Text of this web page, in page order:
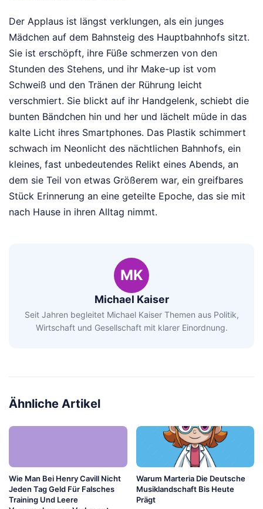
Der Applaus ist längst verklungen, als ein junges
Mädchen auf dem Bahnsteig des Hauptbahnhofs sitzt.
Sie ist erschöpft, ihre Füße schmerzen von den
Stunden des Stehens, und ihr Make-up ist vom
Schweiß und den Tränen der Rührung leicht
verschmiert. Sie blickt auf ihr Handgelenk, schiebt die
bunten Bändchen hin und her und lächelt müde in das
kalte Licht ihres Smartphones. Das Plastik schimmert
schwach im Neonlicht des nächtlichen Bahnhofs, ein
kleines, fast unbedeutendes Relikt eines Abends, an
dem sie Teil von etwas Größerem war, ein greifbares
Stück Erinnerung an eine geteilte Epoche, das sie mit
nach Hause in ihren Alltag nimmt.
MK
Michael Kaiser
Seit Jahren begleitet Michael Kaiser Themen aus Politik,
Wirtschaft und Gesellschaft mit klarer Einordnung.
Ähnliche Artikel
Wie Man Bei Henry Cavill Nicht
Jeden Tag Geld Für Falsches
Training Und Leere
Warum Marteria Die Deutsche
Musiklandschaft Bis Heute
Prägt